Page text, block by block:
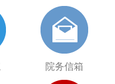
院务信箱